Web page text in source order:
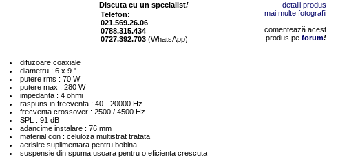
Discuta cu un specialist!
Telefon:
021.569.26.06
0788.315.434
0727.392.703 (WhatsApp)
detalii produs
mai multe fotografii
comentează acest
produs pe forum!
difuzoare coaxiale
diametru : 6 x 9 "
putere rms : 70 W
putere max : 280 W
impedanta : 4 ohmi
raspuns in frecventa : 40 - 20000 Hz
frecventa crossover : 2500 / 4500 Hz
SPL : 91 dB
adancime instalare : 76 mm
material con : celuloza multistrat tratata
aerisire suplimentara pentru bobina
suspensie din spuma usoara pentru o eficienta crescuta